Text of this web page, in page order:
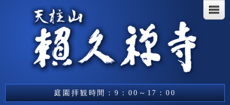
庭園拝観時間：9：00～17：00